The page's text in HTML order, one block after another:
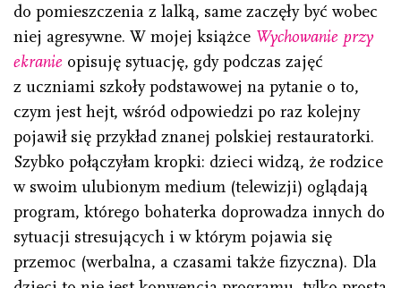
do pomieszczenia z lalką, same zaczęły być wobec
niej agresywne. W mojej książce Wychowanie przy
ekranie opisuję sytuację, gdy podczas zajęć
z uczniami szkoły podstawowej na pytanie o to,
czym jest hejt, wśród odpowiedzi po raz kolejny
pojawił się przykład znanej polskiej restauratorki.
Szybko połączyłam kropki: dzieci widzą, że rodzice
w swoim ulubionym medium (telewizji) oglądają
program, którego bohaterka doprowadza innych do
sytuacji stresujących i w którym pojawia się
przemoc (werbalna, a czasami także fizyczna). Dla